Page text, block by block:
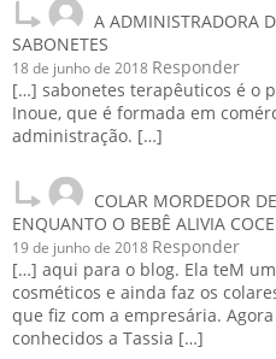
A ADMINISTRADORA
SABONETES
18 de junho de 2018 Responder
[…] sabonetes terapêuticos é o
Inoue, que é formada em
administração. […]
COLAR MORDEDOR
ENQUANTO O BEBÊ ALIVIA
19 de junho de 2018 Responder
[…] aqui para o blog. Ela teM
cosméticos e ainda faz os
que fiz com a empresária.
conhecidos a Tassia […]